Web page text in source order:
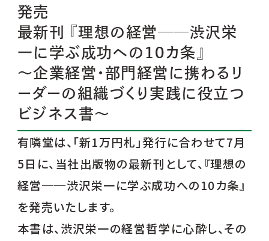
発売
最新刊 『理想の経営──渋沢栄
一に学ぶ成功への10カ条』
～企業経営・部門経営に携わるリ
ーダーの組織づくり実践に役立つ
ビジネス書～
有隣堂は、「新1万円札」発行に合わせて7月
5日に、当社出版物の最新刊として、『理想の
経営──渋沢栄一に学ぶ成功への10カ条』
を発売いたします。
本書は、渋沢栄一の経営哲学に心酔し、その